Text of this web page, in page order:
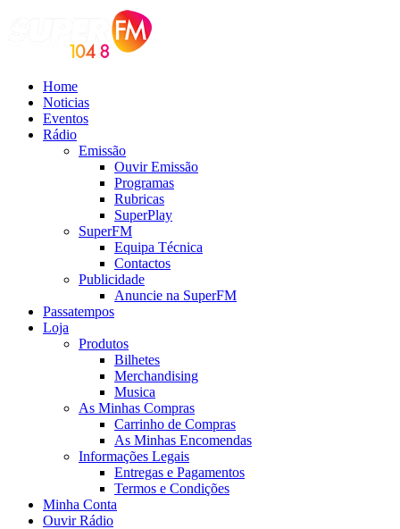
Home
Noticias
Eventos
Rádio
Emissão
Ouvir Emissão
Programas
Rubricas
SuperPlay
SuperFM
Equipa Técnica
Contactos
Publicidade
Anuncie na SuperFM
Passatempos
Loja
Produtos
Bilhetes
Merchandising
Musica
As Minhas Compras
Carrinho de Compras
As Minhas Encomendas
Informações Legais
Entregas e Pagamentos
Termos e Condições
Minha Conta
Ouvir Rádio